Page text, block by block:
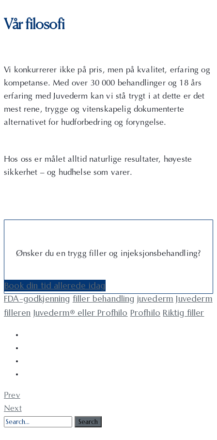
Vår filosofi
Vi konkurrerer ikke på pris, men på kvalitet, erfaring og
kompetanse. Med over 30 000 behandlinger og 18 års
erfaring med Juvederm kan vi stå trygt i at dette er det
mest rene, trygge og vitenskapelig dokumenterte
alternativet for hudforbedring og foryngelse.
Hos oss er målet alltid naturlige resultater, høyeste
sikkerhet – og hudhelse som varer.
Ønsker du en trygg filler og injeksjonsbehandling?
Book din tid allerede idag
FDA-godkjenning filler behandling juvederm Juvederm
filleren Juvederm® eller Profhilo Profhilo Riktig filler
Prev
Next